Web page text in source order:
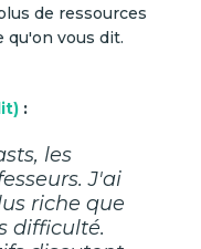
de ressources
qu'on vous dit.
:
les
J'ai
riche que
difficulté.